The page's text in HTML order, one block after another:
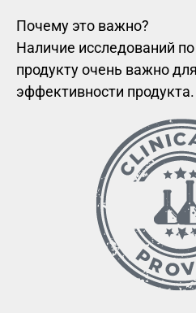
Почему это важно?
Наличие исследований
продукту очень важно
эффективности продукта.